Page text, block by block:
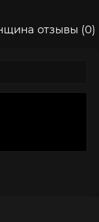
отзывы (0)